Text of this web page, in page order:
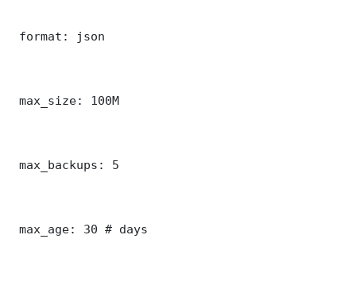
format: json
max_size: 100M
max_backups: 5
max_age: 30 # days